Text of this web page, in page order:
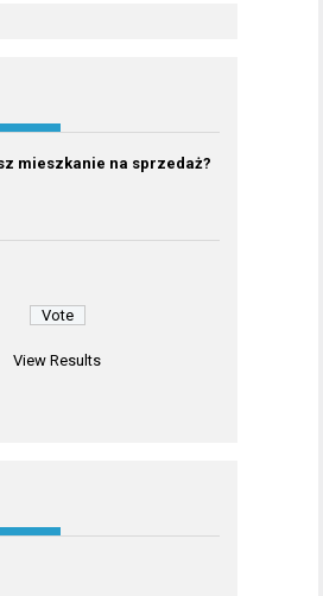
mieszkanie na sprzedaż?
View Results